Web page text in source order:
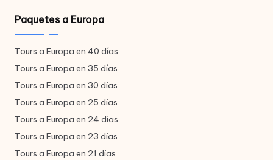
Paquetes a Europa
Tours a Europa en 40 días
Tours a Europa en 35 días
Tours a Europa en 30 días
Tours a Europa en 25 días
Tours a Europa en 24 días
Tours a Europa en 23 días
Tours a Europa en 21 días